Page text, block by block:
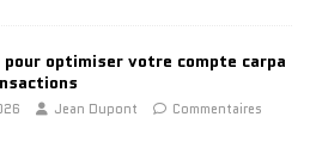
optimiser votre compte carpa
Jean Dupont
Commentaires